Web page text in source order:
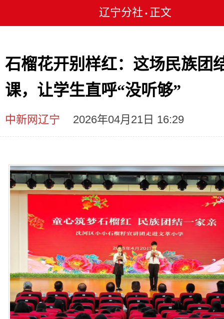
辽宁分社 • 正文
石榴花开别样红：这场民族团
课，让学生直呼“没听够”
中新网辽宁 2026年04月21日 16:29